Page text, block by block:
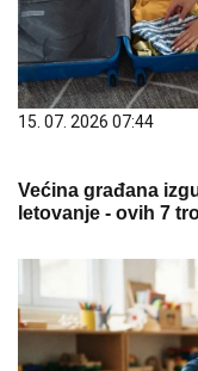
15. 07. 2026 07:44
Većina građana
letovanje - ovih 7